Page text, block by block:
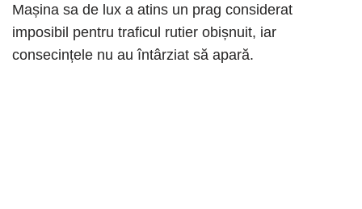
Mașina sa de lux a atins un prag considerat
imposibil pentru traficul rutier obișnuit, iar
consecințele nu au întârziat să apară.